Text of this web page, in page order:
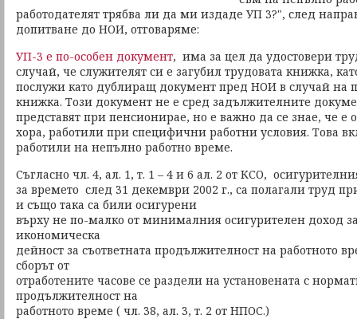
работодателят трябва ли да ми издаде УП 3?", след
допитване до НОИ, отговаряме:
УП-3 е по-особен документ, има за цел да удостовери
случай, че служителят си е загубил трудовата книжка,
послужи като дублиращ документ пред НОИ в случай на
книжка. Този документ не е сред задължителните
представят при пенсионирае, но е важно да се знае, че е
хора, работили при специфични работни условия. Това
работили на непълно работно време.
Съгласно чл. 4, ал. 1, т. 1 – 4 и 6 ал. 2 от КСО,
за времето след 31 декември 2002 г., са полагали труд
и също така са били осигурени
върху не по-малко от минималния осигурителен доход
икономическа
дейност за съответната продължителност на работното
сборът от
отработените часове се раздели на установената с
продължителност на
работното време ( чл. 38, ал. 3, т. 2 от НПОС.)